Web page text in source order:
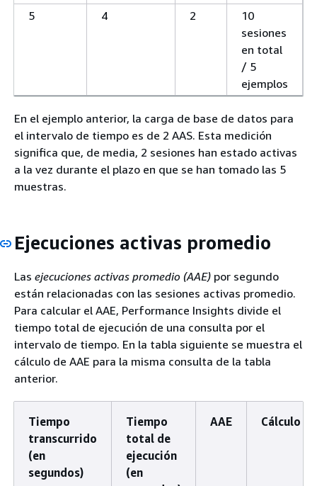
5
4 2
10
sesiones
en total
/ 5
ejemplos
En el ejemplo anterior, la carga de base de datos para
el intervalo de tiempo es de 2 AAS. Esta medición
significa que, de media, 2 sesiones han estado activas
a la vez durante el plazo en que se han tomado las 5
muestras.
Ejecuciones activas promedio
Las ejecuciones activas promedio (AAE) por segundo
están relacionadas con las sesiones activas promedio.
Para calcular el AAE, Performance Insights divide el
tiempo total de ejecución de una consulta por el
intervalo de tiempo. En la tabla siguiente se muestra el
cálculo de AAE para la misma consulta de la tabla
anterior.
Tiempo
transcurrido
(en
segundos)
Tiempo
total de
ejecución
(en
AAE Cálculo